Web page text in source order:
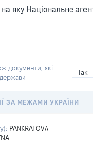
Національне
документи, які
Так
ЗА МЕЖАМИ УКРАЇНИ
PANKRATOVA